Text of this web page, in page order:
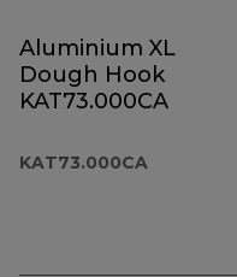
Aluminium XL
Dough Hook
KAT73.000CA
KAT73.000CA